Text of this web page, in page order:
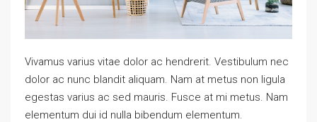
Vivamus varius vitae dolor ac hendrerit. Vestibulum nec
dolor ac nunc blandit aliquam. Nam at metus non ligula
egestas varius ac sed mauris. Fusce at mi metus. Nam
elementum dui id nulla bibendum elementum.